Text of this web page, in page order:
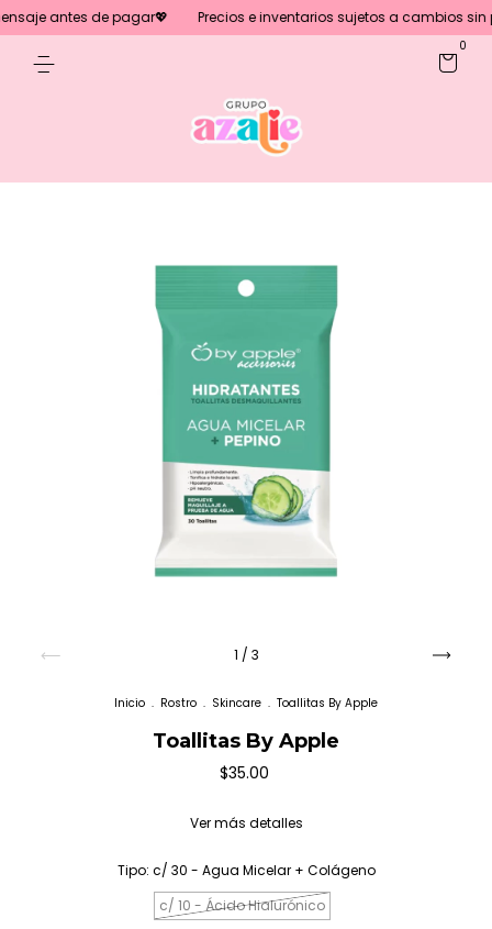
antes de pagar💖 Precios e inventarios sujetos a cambios sin
0
1 / 3
Inicio . Rostro . Skincare . Toallitas By Apple
Toallitas By Apple
$35.00
Ver más detalles
Tipo: c/ 30 - Agua Micelar + Colágeno
c/ 10 - Ácido Hialurónico